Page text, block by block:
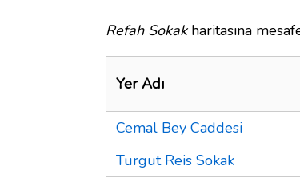
Refah Sokakharitasına
Yer Adı
Cemal Bey Caddesi
Turgut Reis Sokak